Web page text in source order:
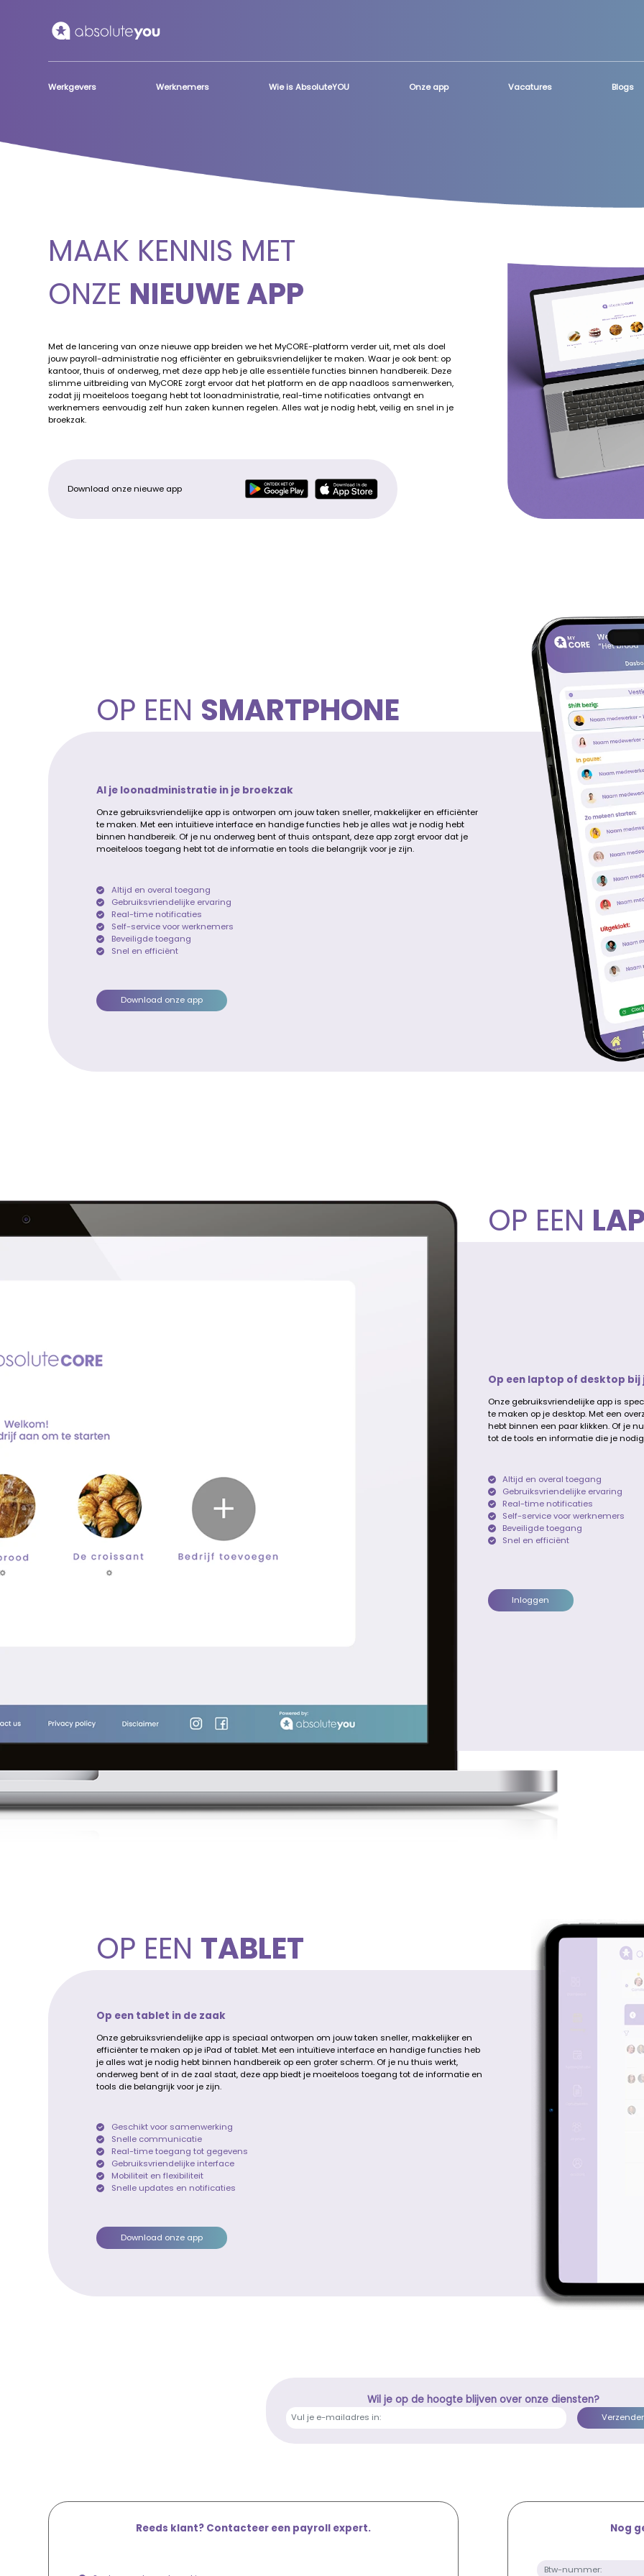
Werkgevers Werknemers Wie is AbsoluteYOU Onze app Vacatures Blogs
MAAK KENNIS MET
ONZE NIEUWE APP
Met de lancering van onze nieuwe app breiden we het MyCORE-platform verder uit, met als doel
jouw payroll-administratie nog efficiënter en gebruiksvriendelijker te maken. Waar je ook bent: op
kantoor, thuis of onderweg, met deze app heb je alle essentiële functies binnen handbereik. Deze
slimme uitbreiding van MyCORE zorgt ervoor dat het platform en de app naadloos samenwerken,
zodat jij moeiteloos toegang hebt tot loonadministratie, real-time notificaties ontvangt en
werknemers eenvoudig zelf hun zaken kunnen regelen. Alles wat je nodig hebt, veilig en snel in je
broekzak.
Download onze nieuwe app
OP EEN SMARTPHONE
Al je loonadministratie in je broekzak
Onze gebruiksvriendelijke app is ontworpen om jouw taken sneller, makkelijker en efficiënter
te maken. Met een intuïtieve interface en handige functies heb je alles wat je nodig hebt
binnen handbereik. Of je nu onderweg bent of thuis ontspant, deze app zorgt ervoor dat je
moeiteloos toegang hebt tot de informatie en tools die belangrijk voor je zijn.
Altijd en overal toegang
Gebruiksvriendelijke ervaring
Real-time notificaties
Self-service voor werknemers
Beveiligde toegang
Snel en efficiënt
Download onze app
OP EEN
Op een laptop of desktop bij
Onze gebruiksvriendelijke app is
te maken op je desktop. Met een
hebt binnen een paar klikken. Of je
tot de tools en informatie die je
Altijd en overal toegang
Gebruiksvriendelijke ervaring
Real-time notificaties
Self-service voor werknemers
Beveiligde toegang
Snel en efficiënt
Inloggen
OP EEN TABLET
Op een tablet in de zaak
Onze gebruiksvriendelijke app is speciaal ontworpen om jouw taken sneller, makkelijker en
efficiënter te maken op je iPad of tablet. Met een intuïtieve interface en handige functies heb
je alles wat je nodig hebt binnen handbereik op een groter scherm. Of je nu thuis werkt,
onderweg bent of in de zaal staat, deze app biedt je moeiteloos toegang tot de informatie en
tools die belangrijk voor je zijn.
Geschikt voor samenwerking
Snelle communicatie
Real-time toegang tot gegevens
Gebruiksvriendelijke interface
Mobiliteit en flexibiliteit
Snelle updates en notificaties
Download onze app
Wil je op de hoogte blijven over onze diensten?
Reeds klant? Contacteer een payroll expert. Nog